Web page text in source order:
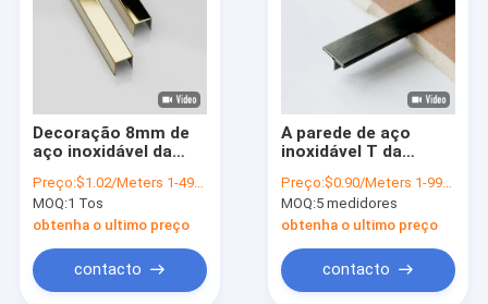
Decoração 8mm de
aço inoxidável da
guarnição da telha de
Grand Metal 304
Preço:$1.02/Meters 1-499 Meters
MOQ:1 Tos
obtenha o ultimo preço
contacto
A parede de aço
inoxidável T da
do metal decorativo
colorido dá forma ao
canto da borda da
telha
Preço:$0.90/Meters 1-999 Meters
MOQ:5 medidores
obtenha o ultimo preço
contacto